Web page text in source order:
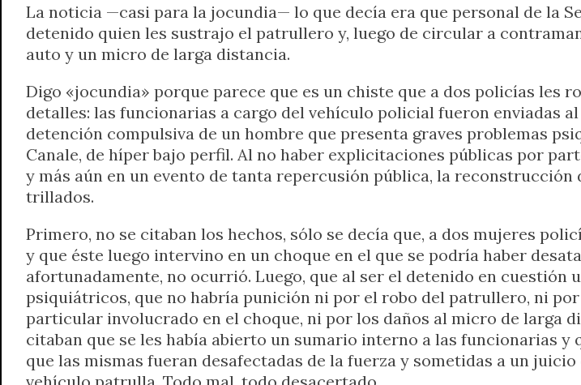
La noticia —casi para la jocundia— lo que decía era que personal de la
detenido quien les sustrajo el patrullero y, luego de circular a
auto y un micro de larga distancia.
Digo «jocundia» porque parece que es un chiste que a dos policías les
detalles: las funcionarias a cargo del vehículo policial fueron enviadas
detención compulsiva de un hombre que presenta graves problemas
Canale, de híper bajo perfil. Al no haber explicitaciones públicas por
y más aún en un evento de tanta repercusión pública, la
trillados.
Primero, no se citaban los hechos, sólo se decía que, a dos mujeres
y que éste luego intervino en un choque en el que se podría haber
afortunadamente, no ocurrió. Luego, que al ser el detenido en cuestión
psiquiátricos, que no habría punición ni por el robo del patrullero, ni
particular involucrado en el choque, ni por los daños al micro de larga
citaban que se les había abierto un sumario interno a las funcionarias y
que las mismas fueran desafectadas de la fuerza y sometidas a un